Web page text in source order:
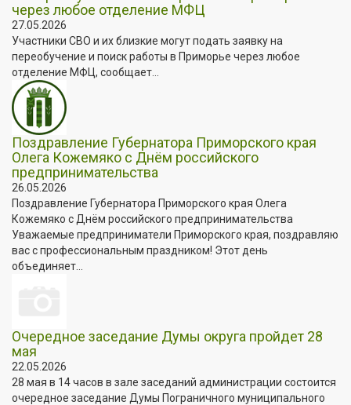
через любое отделение МФЦ
27.05.2026
Участники СВО и их близкие могут подать заявку на
переобучение и поиск работы в Приморье через любое
отделение МФЦ, сообщает...
Поздравление Губернатора Приморского края
Олега Кожемяко с Днём российского
предпринимательства
26.05.2026
Поздравление Губернатора Приморского края Олега
Кожемяко с Днём российского предпринимательства
Уважаемые предприниматели Приморского края, поздравляю
вас с профессиональным праздником! Этот день
объединяет...
Очередное заседание Думы округа пройдет 28
мая
22.05.2026
28 мая в 14 часов в зале заседаний администрации состоится
очередное заседание Думы Пограничного муниципального